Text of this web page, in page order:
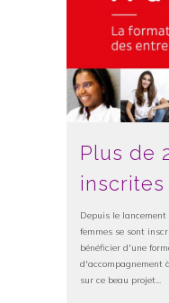
Plus de
inscrites
Depuis le
femmes se sont
bénéficier d'une
d'accompagnement
sur ce beau projet...